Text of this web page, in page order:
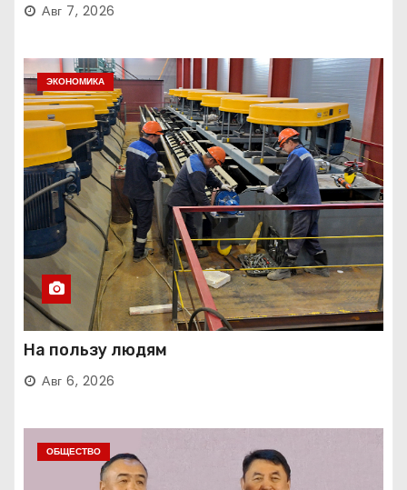
Авг 7, 2026
ЭКОНОМИКА
На пользу людям
Авг 6, 2026
ОБЩЕСТВО